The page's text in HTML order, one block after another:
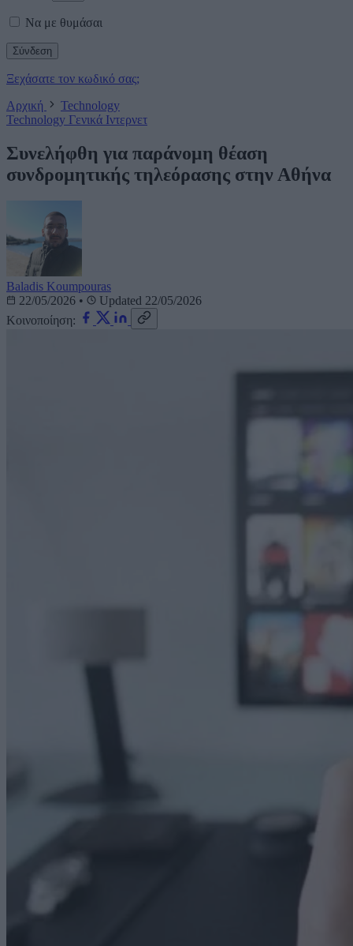
Να με θυμάσαι
Ξεχάσατε τον κωδικό σας;
Αρχική
Technology
Technology Γενικά Ιντερνετ
Συνελήφθη για παράνομη θέαση
συνδρομητικής τηλεόρασης στην Αθήνα
Baladis Koumpouras
22/05/2026 •
Updated 22/05/2026
Κοινοποίηση: